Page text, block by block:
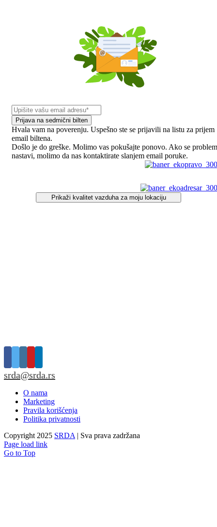
Prijava na sedmični bilten
Hvala vam na poverenju. Uspešno ste se prijavili na listu za prijem
email biltena.
Došlo je do greške. Molimo vas pokušajte ponovo. Ako se
nastavi, molimo da nas kontaktirate slanjem email poruke.
Prikaži kvalitet vazduha za moju lokaciju
srda@srda.rs
O nama
Marketing
Pravila korišćenja
Politika privatnosti
Copyright 2025 SRDA | Sva prava zadržana
Page load link
Go to Top